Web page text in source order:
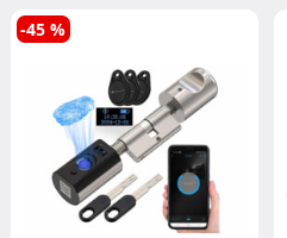
pour télép...
-45 %